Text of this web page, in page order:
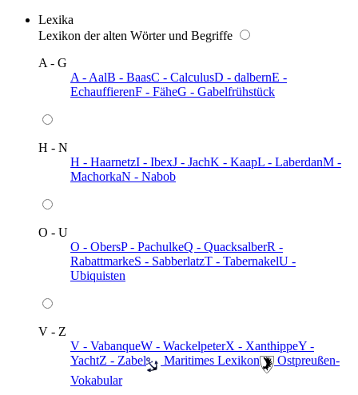
Lexika
Lexikon der alten Wörter und Begriffe
A - G
A - AalB - BaasC - CalculusD - dalbernE -
EchauffierenF - FäheG - Gabelfrühstück
H - N
H - HaarnetzI - IbexJ - JachK - KaapL - LaberdanM -
MachorkaN - Nabob
O - U
O - ObersP - PachulkeQ - QuacksalberR -
RabattmarkeS - SabberlatzT - TabernakelU -
Ubiquisten
V - Z
V - VabanqueW - WackelpeterX - XanthippeY -
YachtZ - Zabel ️ Maritimes Lexikon
️ Ostpreußen-
Vokabular